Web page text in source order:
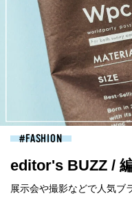
FASHION
editor's BUZZ /
展示会や撮影などで人気ブ